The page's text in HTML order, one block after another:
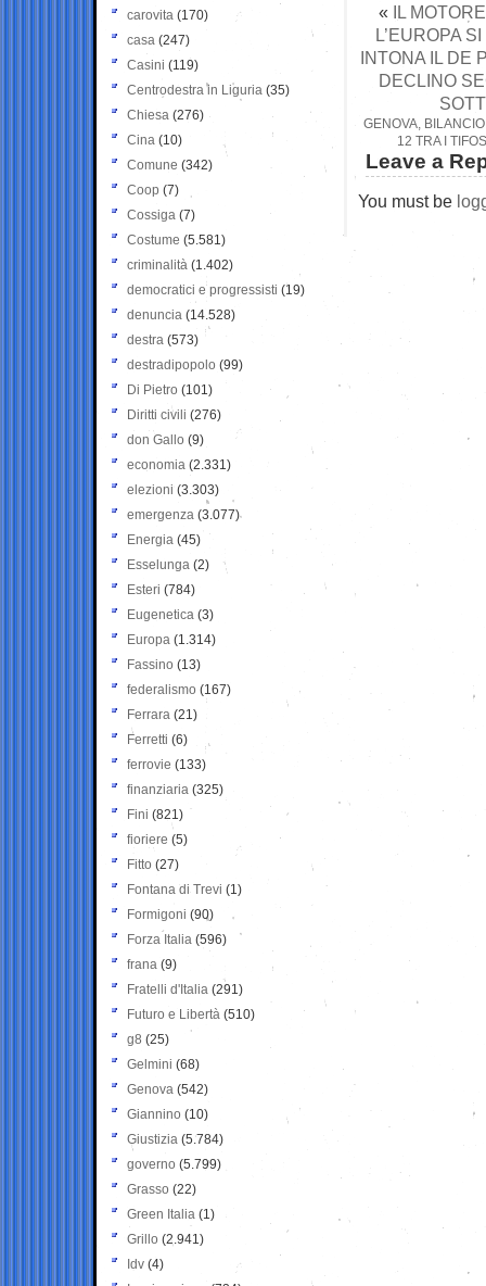
« IL
L’EUROPA
INTONA IL DE
DECLINO
GENOVA,
12 TRA I
Leave a
You must be
carovita (170)
casa (247)
Casini (119)
Centrodestra in Liguria (35)
Chiesa (276)
Cina (10)
Comune (342)
Coop (7)
Cossiga (7)
Costume (5.581)
criminalità (1.402)
democratici e progressisti (19)
denuncia (14.528)
destra (573)
destradipopolo (99)
Di Pietro (101)
Diritti civili (276)
don Gallo (9)
economia (2.331)
elezioni (3.303)
emergenza (3.077)
Energia (45)
Esselunga (2)
Esteri (784)
Eugenetica (3)
Europa (1.314)
Fassino (13)
federalismo (167)
Ferrara (21)
Ferretti (6)
ferrovie (133)
finanziaria (325)
Fini (821)
fioriere (5)
Fitto (27)
Fontana di Trevi (1)
Formigoni (90)
Forza Italia (596)
frana (9)
Fratelli d'Italia (291)
Futuro e Libertà (510)
g8 (25)
Gelmini (68)
Genova (542)
Giannino (10)
Giustizia (5.784)
governo (5.799)
Grasso (22)
Green Italia (1)
Grillo (2.941)
Idv (4)